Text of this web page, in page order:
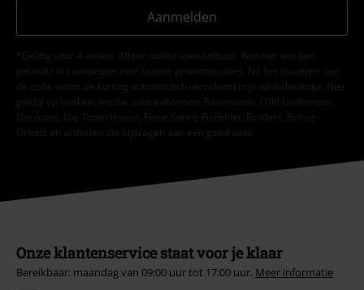
Aanmelden
*Geldig voor 4 weken. Alleen online inwisselbaar. Kan niet worden
gebruikt in combinatie met andere promotiecodes. Na het invoeren van
de code wordt de korting automatisch verrekend in je winkelmandje. Niet
geldig op boeken, media, cadeaubonnen, Rammstein, (Till) Lindemann,
Die Ärzte, Die Toten Hosen, Feine Sahne Fischfilet, Broilers, Böhse
Onkelz en artikelen die bijdragen aan een goed doel.
Onze klantenservice staat voor je klaar
Bereikbaar: maandag van 09:00 uur tot 17:00 uur. Meer informatie